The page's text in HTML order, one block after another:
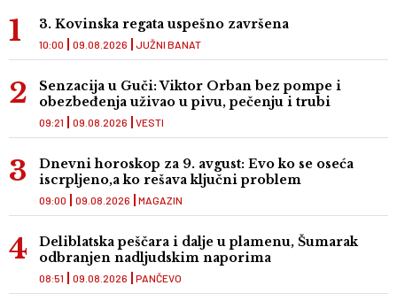
3. Kovinska regata uspešno završena
JUŽNI BANAT
10:00 09.08.2026
Senzacija u Guči: Viktor Orban bez pompe i
obezbeđenja uživao u pivu, pečenju i trubi
VESTI
09:21 09.08.2026
Dnevni horoskop za 9. avgust: Evo ko se oseća
iscrpljeno,a ko rešava ključni problem
MAGAZIN
09:00 09.08.2026
Deliblatska peščara i dalje u plamenu, Šumarak
odbranjen nadljudskim naporima
PANČEVO
08:51 09.08.2026